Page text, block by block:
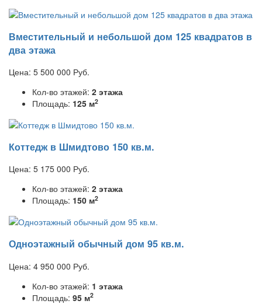
Вместительный и небольшой дом 125 квадратов в
два этажа
Цена: 5 500 000 Руб.
Кол-во этажей: 2 этажа
Площадь: 125 м2
Коттедж в Шмидтово 150 кв.м.
Цена: 5 175 000 Руб.
Кол-во этажей: 2 этажа
Площадь: 150 м2
Одноэтажный обычный дом 95 кв.м.
Цена: 4 950 000 Руб.
Кол-во этажей: 1 этажа
Площадь: 95 м2